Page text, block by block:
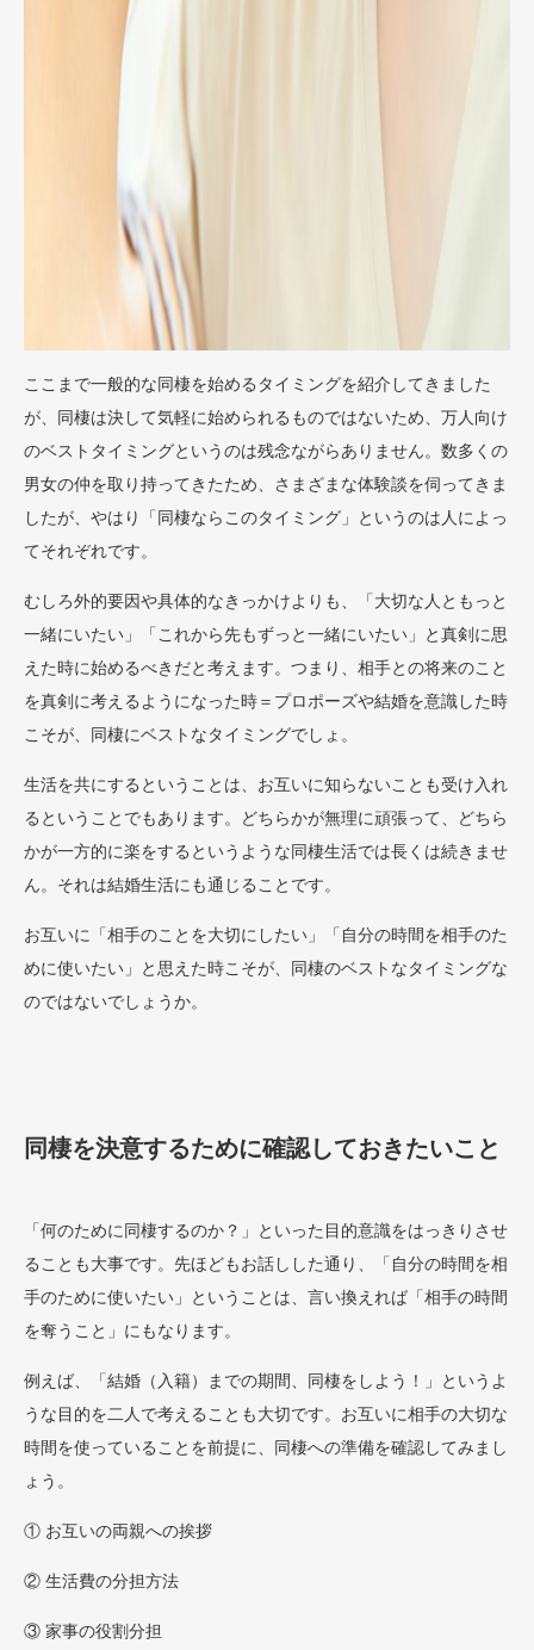
ここまで一般的な同棲を始めるタイミングを紹介してきました
が、同棲は決して気軽に始められるものではないため、万人向け
のベストタイミングというのは残念ながらありません。数多くの
男女の仲を取り持ってきたため、さまざまな体験談を伺ってきま
したが、やはり「同棲ならこのタイミング」というのは人によっ
てそれぞれです。
むしろ外的要因や具体的なきっかけよりも、「大切な人ともっと
一緒にいたい」「これから先もずっと一緒にいたい」と真剣に思
えた時に始めるべきだと考えます。つまり、相手との将来のこと
を真剣に考えるようになった時＝プロポーズや結婚を意識した時
こそが、同棲にベストなタイミングでしょ。
生活を共にするということは、お互いに知らないことも受け入れ
るということでもあります。どちらかが無理に頑張って、どちら
かが一方的に楽をするというような同棲生活では長くは続きませ
ん。それは結婚生活にも通じることです。
お互いに「相手のことを大切にしたい」「自分の時間を相手のた
めに使いたい」と思えた時こそが、同棲のベストなタイミングな
のではないでしょうか。
同棲を決意するために確認しておきたいこと
「何のために同棲するのか？」といった目的意識をはっきりさせ
ることも大事です。先ほどもお話しした通り、「自分の時間を相
手のために使いたい」ということは、言い換えれば「相手の時間
を奪うこと」にもなります。
例えば、「結婚（入籍）までの期間、同棲をしよう！」というよ
うな目的を二人で考えることも大切です。お互いに相手の大切な
時間を使っていることを前提に、同棲への準備を確認してみまし
ょう。
① お互いの両親への挨拶
② 生活費の分担方法
③ 家事の役割分担